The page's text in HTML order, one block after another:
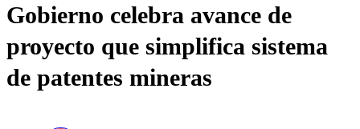
Frecuencias
Agricultura TV
Deportes
Colo Colo
Entretención
Gobierno celebra avance de
proyecto que simplifica sistema
de patentes mineras